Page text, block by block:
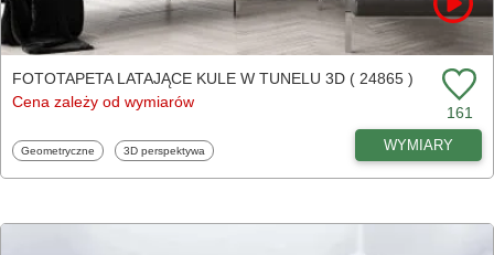
FOTOTAPETA LATAJĄCE KULE W TUNELU 3D ( 24865 )
Cena zależy od wymiarów
161
Fototapety
Geometryczne Fototapety
3D perspektywa WYMIARY